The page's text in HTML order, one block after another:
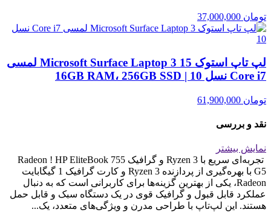
تومان
لپ تاپ استوک Microsoft Surface Laptop 3 15 لمسی
Core i7 نسل 10 | 16GB RAM، 256GB SSD
تومان
نقد و بررسی
نمایش بیشتر
تجربه‌ای سریع با Ryzen 3 و گرافیک Radeon ! HP EliteBook 755
G5 با بهره‌گیری از پردازنده Ryzen 3 و کارت گرافیک 1 گیگابایت
Radeon، یکی از بهترین گزینه‌ها برای کاربرانی است که به دنبال
عملکرد قابل قبول و گرافیک قوی در یک دستگاه سبک و قابل حمل
هستند. این لپ‌تاپ با طراحی مدرن و ویژگی‌های متعدد، یک...